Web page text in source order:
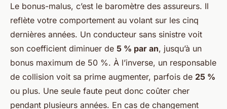
Le bonus-malus, c’est le baromètre des assureurs. Il
reflète votre comportement au volant sur les cinq
dernières années. Un conducteur sans sinistre voit
son coefficient diminuer de 5 % par an, jusqu’à un
bonus maximum de 50 %. À l’inverse, un responsable
de collision voit sa prime augmenter, parfois de 25 %
ou plus. Une seule faute peut donc coûter cher
pendant plusieurs années. En cas de changement